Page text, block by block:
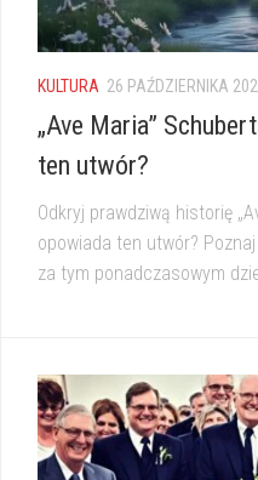
KULTURA 26 PAŹDZIERNIKA
„Ave Maria”
ten utwór?
Odkryj prawdziwą historię
opowiada ten utwór?
za tym ponadczasowym